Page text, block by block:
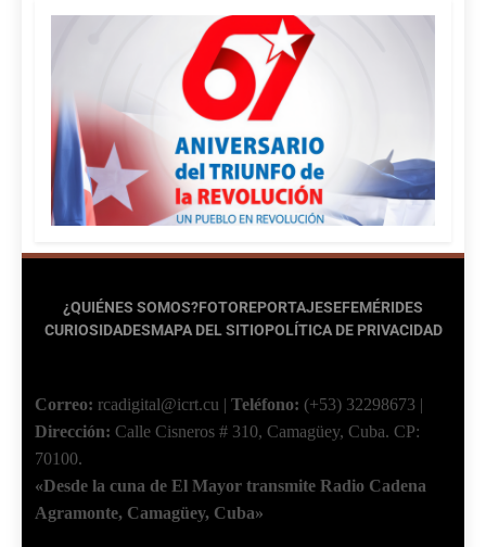
¿QUIÉNES SOMOS?FOTOREPORTAJESEFEMÉRIDES
CURIOSIDADESMAPA DEL SITIOPOLÍTICA DE PRIVACIDAD
Correo: rcadigital@icrt.cu | Teléfono: (+53) 32298673 |
Dirección: Calle Cisneros # 310, Camagüey, Cuba. CP:
70100.
«Desde la cuna de El Mayor transmite Radio Cadena
Agramonte, Camagüey, Cuba»